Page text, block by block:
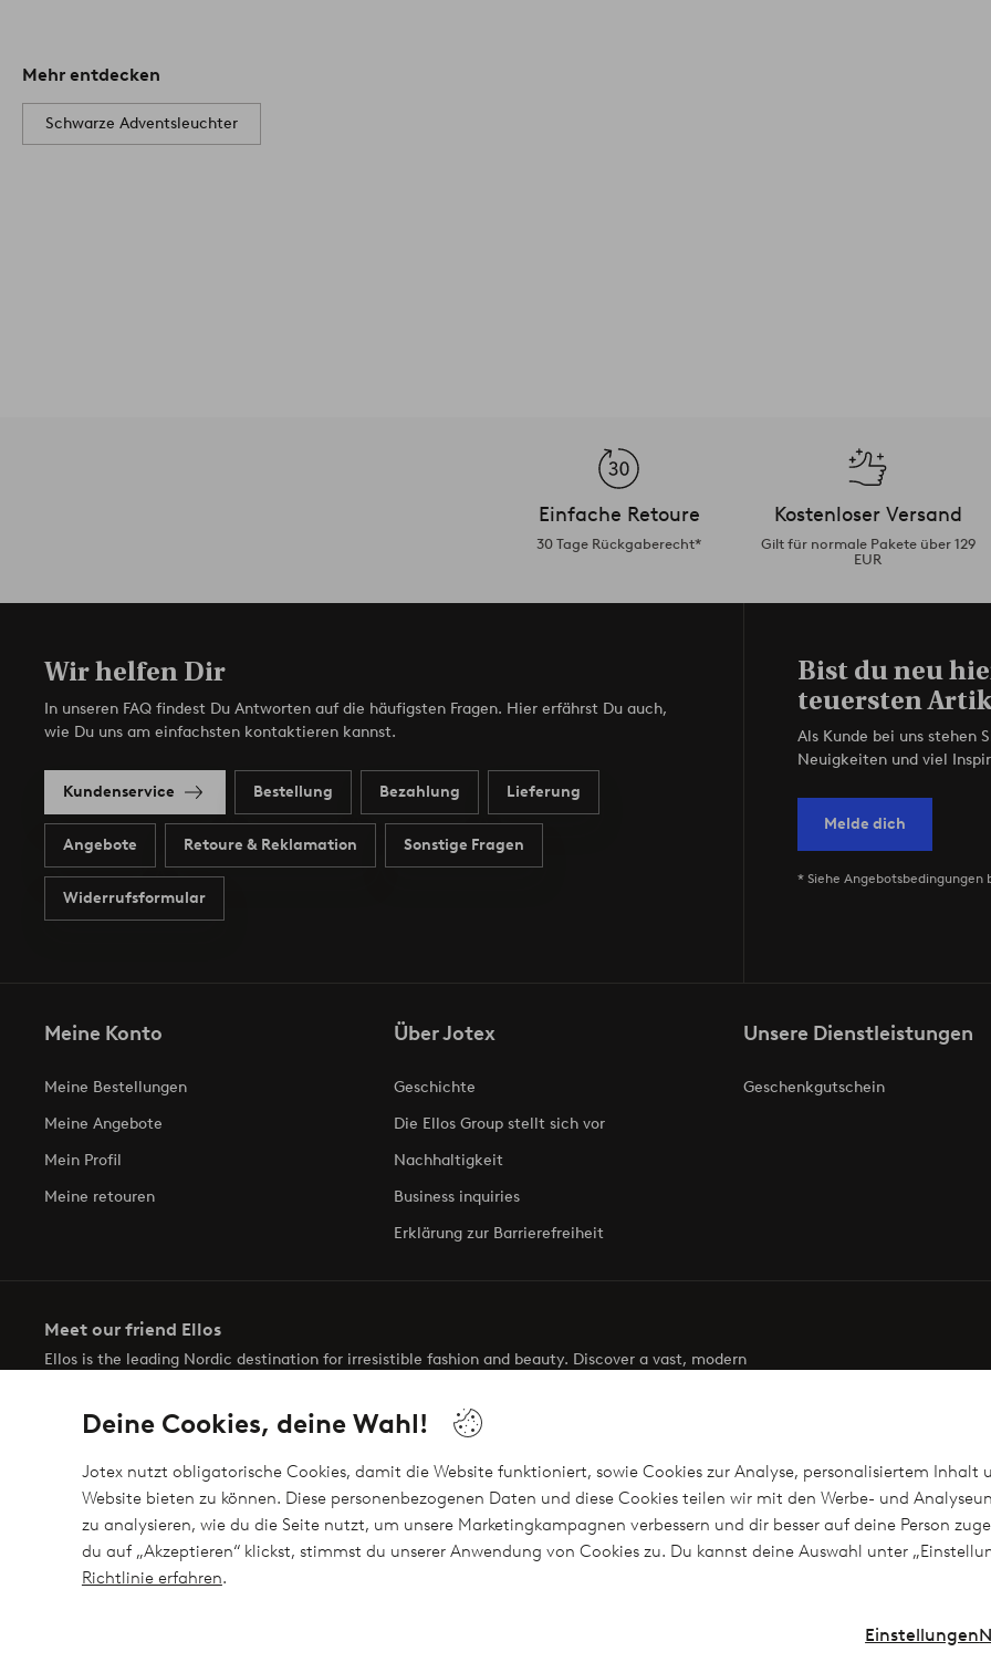
Deine Cookies, deine Wahl!
Jotex nutzt obligatorische Cookies, damit die Website funktioniert, sowie Cookies zur Analyse, personalisiertem Inhalt
Website bieten zu können. Diese personenbezogenen Daten und diese Cookies teilen wir mit den Werbe- und
zu analysieren, wie du die Seite nutzt, um unsere Marketingkampagnen verbessern und dir besser auf deine Person
du auf „Akzeptieren“ klickst, stimmst du unserer Anwendung von Cookies zu. Du kannst deine Auswahl unter
Richtlinie erfahren.
Einstellungen
Mehr entdecken
Schwarze Adventsleuchter
Einfache Retoure
30 Tage Rückgaberecht*
Kostenloser Versand
Gilt für normale Pakete über 129
EUR
Wir helfen Dir
In unseren FAQ findest Du Antworten auf die häufigsten Fragen. Hier erfährst Du auch,
wie Du uns am einfachsten kontaktieren kannst.
Kundenservice Bestellung Bezahlung Lieferung
Angebote Retoure & Reklamation Sonstige Fragen
Widerrufsformular
Bist du neu
teuersten
Als Kunde bei uns stehen
Neuigkeiten und viel
Melde dich
* Siehe Angebotsbedingungen
Meine Konto
Meine Bestellungen
Meine Angebote
Mein Profil
Meine retouren
Über Jotex
Geschichte
Die Ellos Group stellt sich vor
Nachhaltigkeit
Business inquiries
Erklärung zur Barrierefreiheit
Unsere Dienstleistungen
Geschenkgutschein
Meet our friend Ellos
Ellos is the leading Nordic destination for irresistible fashion and beauty. Discover a vast, modern
Sichere Zahlungen - Jetzt bezahlen oder aufteilen
Möchtest du mehr über unsere Zahlungsmöglichkeiten